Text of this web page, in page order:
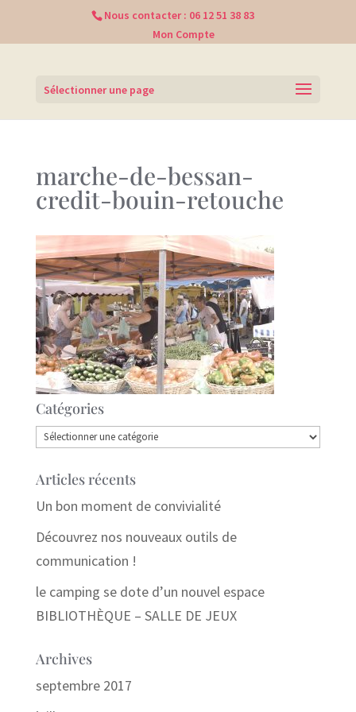
Nous contacter : 06 12 51 38 83
Mon Compte
Sélectionner une page
marche-de-bessan-
credit-bouin-retouche
Catégories
Catégories
Articles récents
Un bon moment de convivialité
Découvrez nos nouveaux outils de
communication !
le camping se dote d’un nouvel espace
BIBLIOTHÈQUE – SALLE DE JEUX
Archives
septembre 2017